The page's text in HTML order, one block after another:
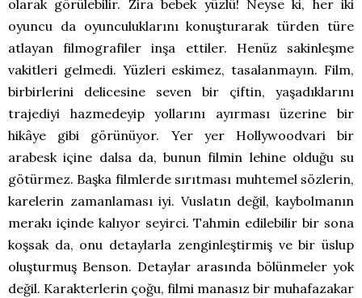
olarak görülebilir. Zira bebek yüzlü! Neyse ki, her iki
oyuncu da oyunculuklarını konuşturarak türden türe
atlayan filmografiler inşa ettiler. Henüz sakinleşme
vakitleri gelmedi. Yüzleri eskimez, tasalanmayın. Film,
birbirlerini delicesine seven bir çiftin, yaşadıklarını
trajediyi hazmedeyip yollarını ayırması üzerine bir
hikâye gibi görünüyor. Yer yer Hollywoodvari bir
arabesk içine dalsa da, bunun filmin lehine olduğu su
götürmez. Başka filmlerde sırıtması muhtemel sözlerin,
karelerin zamanlaması iyi. Vuslatın değil, kaybolmanın
merakı içinde kalıyor seyirci. Tahmin edilebilir bir sona
koşsak da, onu detaylarla zenginleştirmiş ve bir üslup
oluşturmuş Benson. Detaylar arasında bölünmeler yok
değil. Karakterlerin çoğu, filmi manasız bir muhafazakar